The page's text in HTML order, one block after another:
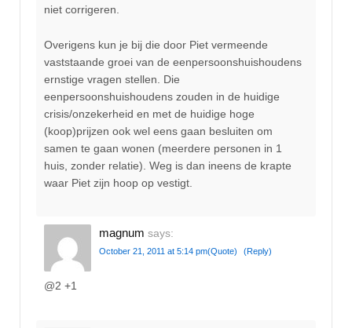
niet corrigeren.
Overigens kun je bij die door Piet vermeende
vaststaande groei van de eenpersoonshuishoudens
ernstige vragen stellen. Die
eenpersoonshuishoudens zouden in de huidige
crisis/onzekerheid en met de huidige hoge
(koop)prijzen ook wel eens gaan besluiten om
samen te gaan wonen (meerdere personen in 1
huis, zonder relatie). Weg is dan ineens de krapte
waar Piet zijn hoop op vestigt.
magnum says:
October 21, 2011 at 5:14 pm(Quote) (Reply)
@2 +1